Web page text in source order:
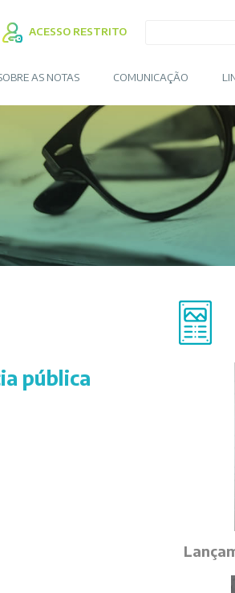
ACESSO RESTRITO
AS NOTAS COMUNICAÇÃO
pública